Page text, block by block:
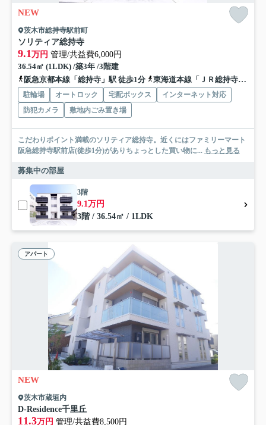
NEW
茨木市総持寺駅前町
ソリティア総持寺
9.1万円 管理/共益費6,000円
36.54㎡ (1LDK) /築3年 /3階建
阪急京都本線「総持寺」駅 徒歩1分
東海道本線「ＪＲ総持寺」駅 徒歩10分
駐輪場 オートロック 宅配ボックス
インターネット対応
防犯カメラ
敷地内ごみ置き場
こだわりポイント満載のソリティア総持寺。近くにはファミリーマート
阪急総持寺駅前店(徒歩1分)がありちょっとした買い物に... もっと見る
募集中の部屋
3階
9.1万円
3階 / 36.54㎡ / 1LDK
アパート
NEW
茨木市蔵垣内
D-Residence千里丘
11.3万円 管理/共益費8,500円